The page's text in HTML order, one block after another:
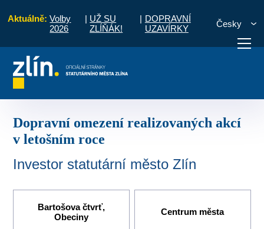
Aktuálně: Volby
2026
| UŽ SU
ZLÍŇÁK!
| DOPRAVNÍ
UZAVÍRKY
Česky
Potřebuji zaplatit Diskuzní
Dopravní omezení realizovaných akcí
v letošním roce
Investor statutární město Zlín
Bartošova čtvrť,
Obeciny
Centrum města